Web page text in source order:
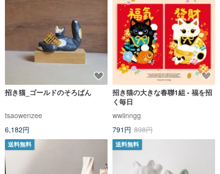
招き猫_ゴールドのそろばん
tsaowenzee
6,182円
招き猫の大きな春聯1組 - 福を招
く毎日
wwiinngg
791円 898円
送料無料 送料無料